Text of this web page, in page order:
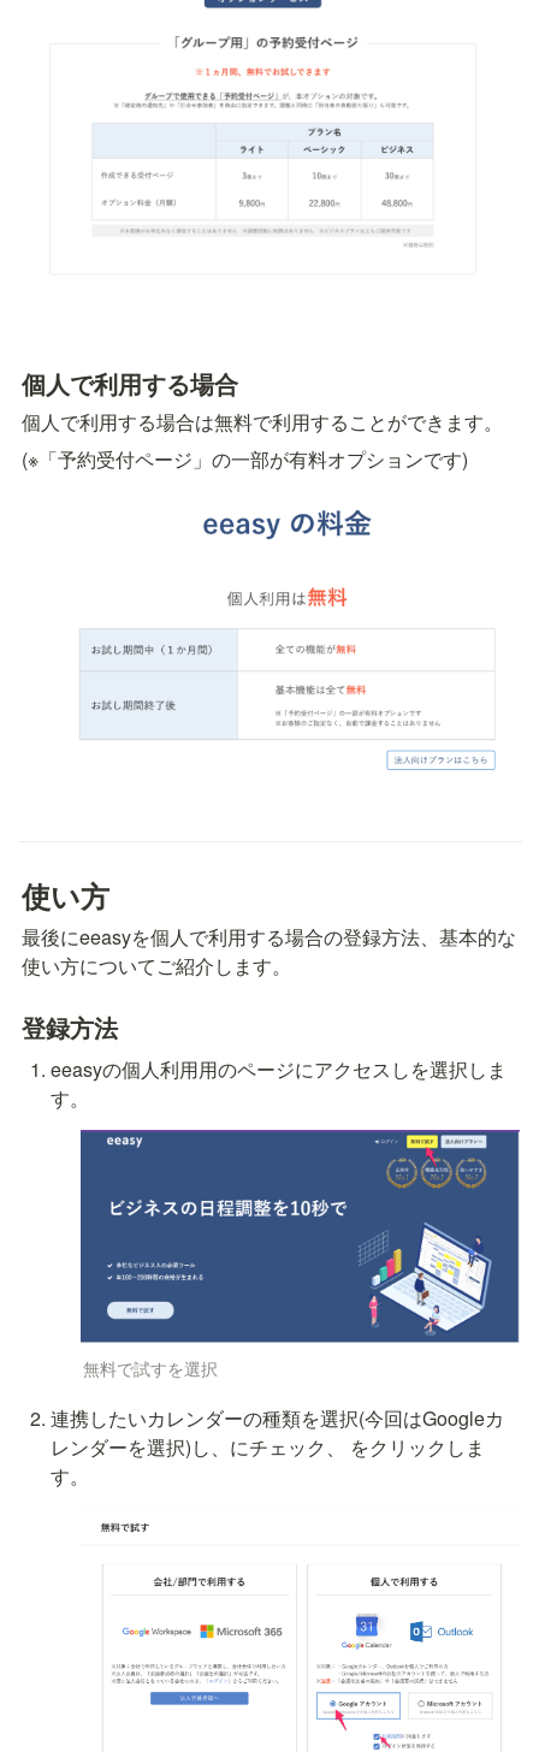
個人で利用する場合
個人で利用する場合は無料で利用することができます。
(※「予約受付ページ」の一部が有料オプションです)
使い方
最後にeeasyを個人で利用する場合の登録方法、基本的な
使い方についてご紹介します。
登録方法
eeasyの個人利用用のページにアクセスしを選択しま
す。
無料で試すを選択
連携したいカレンダーの種類を選択(今回はGoogleカ
レンダーを選択)し、 にチェック、
をクリックしま
す。